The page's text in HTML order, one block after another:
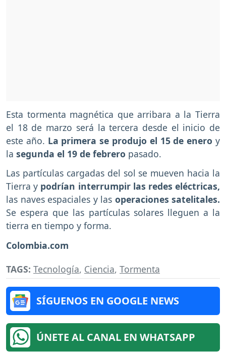
Esta tormenta magnética que arribara a la Tierra
el 18 de marzo será la tercera desde el inicio de
este año. La primera se produjo el 15 de enero y
la segunda el 19 de febrero pasado.
Las partículas cargadas del sol se mueven hacia la
Tierra y podrían interrumpir las redes eléctricas,
las naves espaciales y las operaciones satelitales.
Se espera que las partículas solares lleguen a la
tierra en tiempo y forma.
Colombia.com
TAGS: Tecnología, Ciencia, Tormenta
SÍGUENOS EN GOOGLE NEWS
ÚNETE AL CANAL EN WHATSAPP